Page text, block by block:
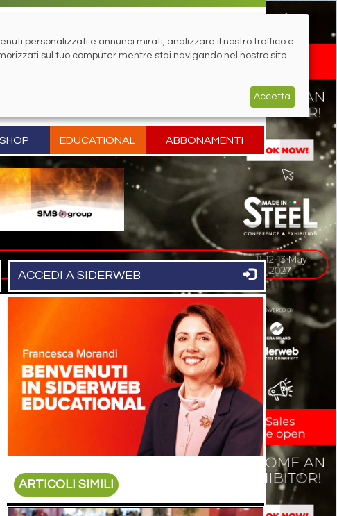
SHOP EDUCATIONAL ABBONAMENTI
ACCEDI A SIDERWEB
ARTICOLI SIMILI
personalizzati e annunci mirati, analizzare il nostro traffico e
sul tuo computer mentre stai navigando nel nostro sito
Accetta